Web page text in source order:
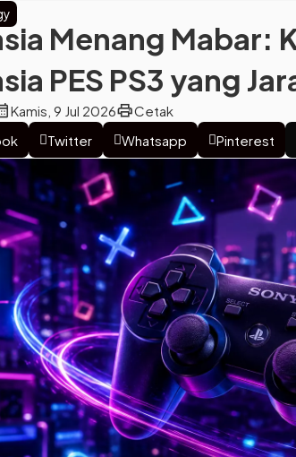
Menang Mabar:
PES PS3 yang
Kamis, 9 Jul 2026printCetak
Twitter Whatsapp Pinterest